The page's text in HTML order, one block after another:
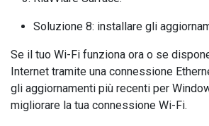
Soluzione 8: installare gli
Se il tuo Wi-Fi funziona ora o se
Internet tramite una connessione
gli aggiornamenti più recenti per
migliorare la tua connessione Wi-Fi.